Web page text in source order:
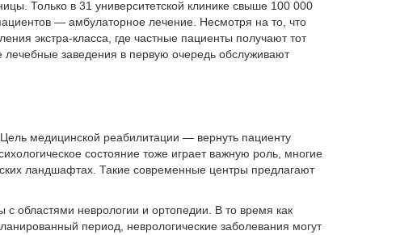
Только в 31 университетской клинике свыше 100 000
— амбулаторное лечение. Несмотря на то, что
экстра-класса, где частные пациенты получают тот
лечебные заведения в первую очередь обслуживают
медицинской реабилитации — вернуть пациенту
состояние тоже играет важную роль, многие
ландшафтах. Такие современные центры предлагают
областями неврологии и ортопедии. В то время как
период, неврологические заболевания могут